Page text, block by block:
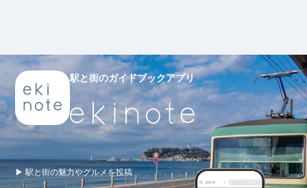
駅と街のガイドブックアプリ
▶ 駅と街の魅力やグルメを投稿